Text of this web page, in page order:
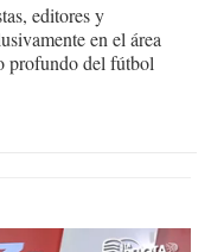
editores y
en el área
profundo del fútbol